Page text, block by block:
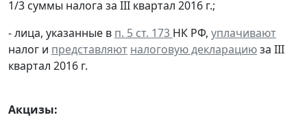
1/3 суммы налога за III квартал 2016 г.;
- лица, указанные в п. 5 ст. 173 НК РФ, уплачивают
налог и представляют налоговую декларациюза III
квартал 2016 г.
Акцизы: